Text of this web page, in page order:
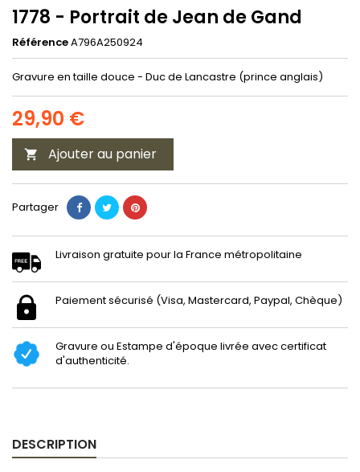
1778 - Portrait de Jean de Gand
RéférenceA796A250924
Gravure en taille douce - Duc de Lancastre (prince anglais)
29,90 €
 Ajouter au panier
Partager
Livraison gratuite pour la France métropolitaine
Paiement sécurisé (Visa, Mastercard, Paypal, Chèque)
Gravure ou Estampe d'époque livrée avec certificat
d'authenticité.
DESCRIPTION